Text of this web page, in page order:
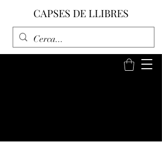
CAPSES DE LLIBRES